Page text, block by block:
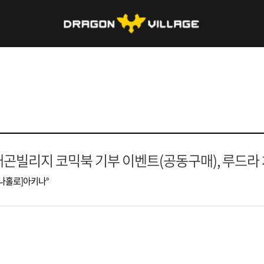
빌리지 코믹북 기부 이벤트(공동구매), 루드라
홀로]아키나°